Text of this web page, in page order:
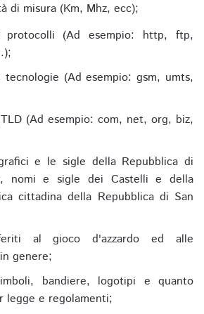
di misura (Km, Mhz, ecc);
(Ad esempio: http, ftp,
(Ad esempio: gsm, umts,
(Ad esempio: com, net, org, biz,
e le sigle della Repubblica di
nomi e sigle dei Castelli e della
cittadina della Repubblica di San
al gioco d'azzardo ed alle
genere;
bandiere, logotipi e quanto
legge e regolamenti;